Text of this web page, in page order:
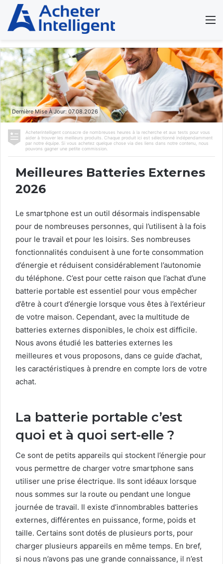
Dernière Mise À Jour: 07.08.2026
Acheterintelligent consacre de nombreuses heures à la recherche et aux tests pour vous
aider à trouver les meilleurs produits. Chaque produit ici est sélectionné indépendamment
par notre équipe. Si vous achetez quelque chose via des liens dans notre contenu, nous
pouvons gagner une petite commission.
Meilleures Batteries Externes
2026
Le smartphone est un outil désormais indispensable
pour de nombreuses personnes, qui l’utilisent à la fois
pour le travail et pour les loisirs. Ses nombreuses
fonctionnalités conduisent à une forte consommation
d’énergie et réduisent considérablement l’autonomie
du téléphone. C’est pour cette raison que l’achat d’une
batterie portable est essentiel pour vous empêcher
d’être à court d’énergie lorsque vous êtes à l’extérieur
de votre maison. Cependant, avec la multitude de
batteries externes disponibles, le choix est difficile.
Nous avons étudié les batteries externes les
meilleures et vous proposons, dans ce guide d’achat,
les caractéristiques à prendre en compte lors de votre
achat.
La batterie portable c’est
quoi et à quoi sert-elle ?
Ce sont de petits appareils qui stockent l’énergie pour
vous permettre de charger votre smartphone sans
utiliser une prise électrique. Ils sont idéaux lorsque
nous sommes sur la route ou pendant une longue
journée de travail. Il existe d’innombrables batteries
externes, différentes en puissance, forme, poids et
taille. Certains sont dotés de plusieurs ports, pour
charger plusieurs appareils en même temps. En bref,
si nous n’avons pas une grande connaissance, il n’est